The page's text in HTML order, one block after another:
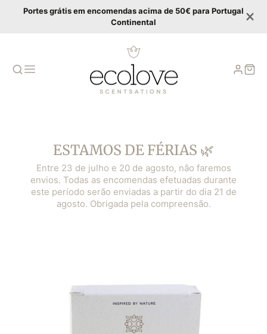
Portes grátis em encomendas acima de 50€ para Portugal
Continental
ESTAMOS DE FÉRIAS 🌿
Entre 23 de julho e 20 de agosto, não faremos
envios. Todas as encomendas efetuadas durante
este período serão enviadas a partir do dia 21 de
agosto. Obrigada pela compreensão.